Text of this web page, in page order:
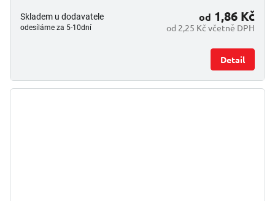
Skladem u dodavatele
odesíláme za 5-10dní od 2,25 Kč včetně DPH
od 1,86 Kč
Detail